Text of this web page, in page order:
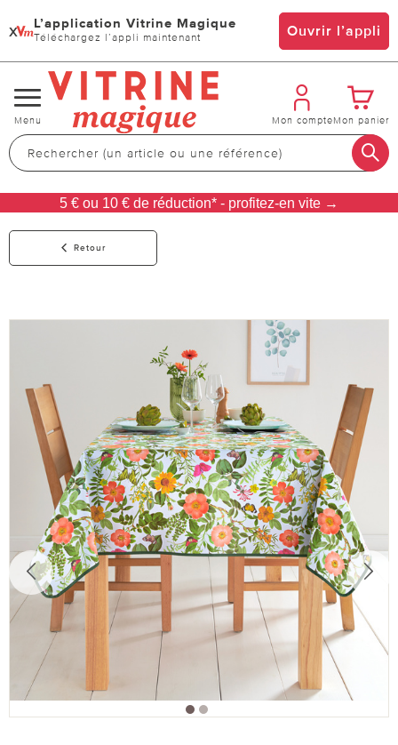
x L’application Vitrine Magique
Téléchargez l’appli maintenant Ouvrir l’appli
Changer
de
navigation
Menu Mon compteMon panier
5 € ou 10 € de réduction* - profitez-en vite →
Retour